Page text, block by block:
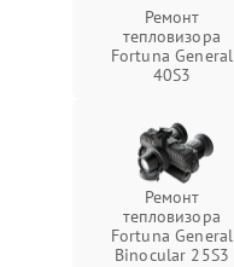
Ремонт
тепловизора
Fortuna General
40S3
Ремонт
тепловизора
Fortuna General
Binocular 25S3